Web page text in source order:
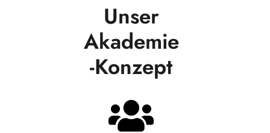
Unser
Akademie
-Konzept